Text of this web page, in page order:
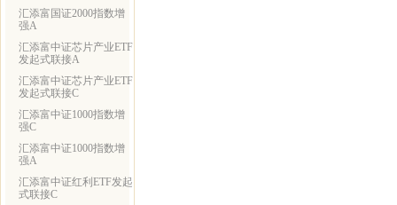
汇添富国证2000指数增
强A
汇添富中证芯片产业ETF
发起式联接A
汇添富中证芯片产业ETF
发起式联接C
汇添富中证1000指数增
强C
汇添富中证1000指数增
强A
汇添富中证红利ETF发起
式联接C